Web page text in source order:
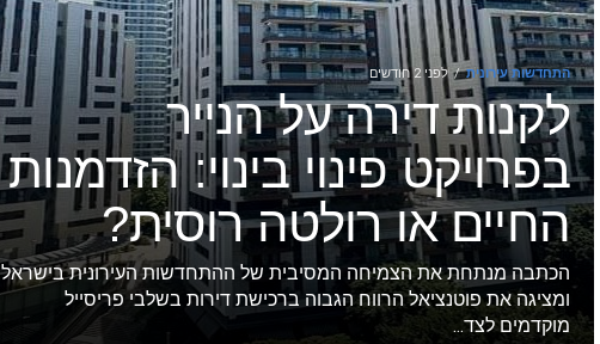
התחדשות עירונית לפני 2 חודשים
לקנות דירה על הנייר
בפרויקט פינוי בינוי: הזדמנות
החיים או רולטה רוסית?
הכתבה מנתחת את הצמיחה המסיבית של ההתחדשות העירונית בישראל
ומציגה את פוטנציאל הרווח הגבוה ברכישת דירות בשלבי פריסייל
מוקדמים לצד...